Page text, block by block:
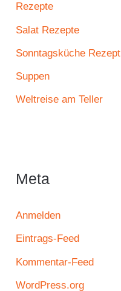
Rezepte
Salat Rezepte
Sonntagsküche Rezept
Suppen
Weltreise am Teller
Meta
Anmelden
Eintrags-Feed
Kommentar-Feed
WordPress.org